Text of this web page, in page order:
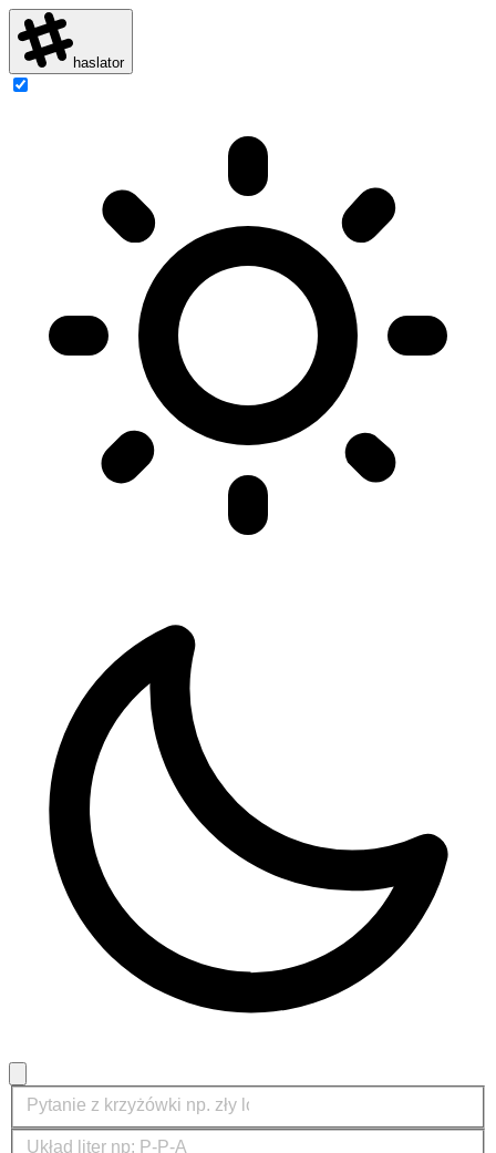
haslator